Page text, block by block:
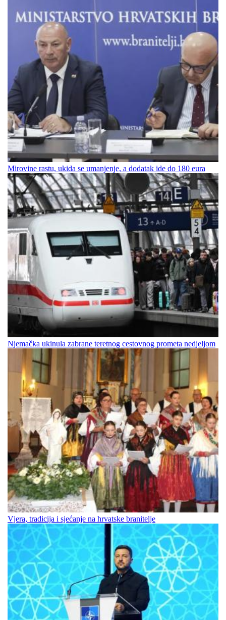
Mirovine rastu, ukida se umanjenje, a dodatak ide do 180 eura
Njemačka ukinula zabrane teretnog cestovnog prometa nedjeljom
Vjera, tradicija i sjećanje na hrvatske branitelje